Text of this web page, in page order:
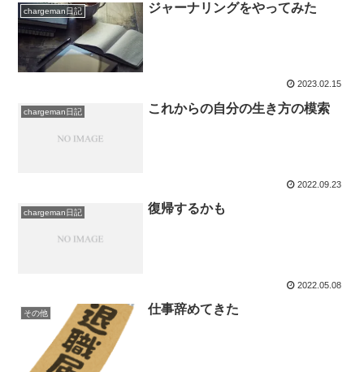
chargeman日記 ジャーナリングをやってみた
2023.02.15
chargeman日記 これからの自分の生き方の模索
2022.09.23
chargeman日記 復帰するかも
2022.05.08
その他 仕事辞めてきた